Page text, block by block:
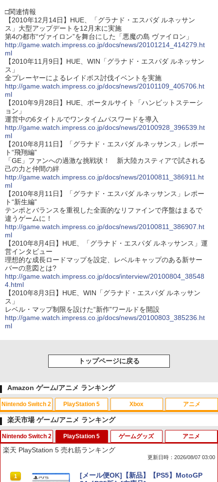
□関連情報
【2010年12月14日】HUE、「グラナド・エスパダ ルネッサン
ス」大型アップデートを12月末に実施
第4の都市“ヴァイロン”を舞台にした「悪魔の島 ヴァイロン」
http://game.watch.impress.co.jp/docs/news/20101214_414279.ht
ml
【2010年11月9日】HUE、WIN「グラナド・エスパダ ルネッサン
ス」
全プレーヤーによるレイドボス討伐イベントを実施
http://game.watch.impress.co.jp/docs/news/20101109_405706.ht
ml
【2010年9月28日】HUE、ポータルサイト「ハンビットステーシ
ョン」
運営中の6タイトルでワンタイムパスワードを導入
http://game.watch.impress.co.jp/docs/news/20100928_396539.ht
ml
【2010年8月11日】「グラナド・エスパダ ルネッサンス」レポー
ト“飛翔編”
「GE」ファンへの過激な挑戦状！ 新大陸カスティアで試される
己の力と仲間の絆
http://game.watch.impress.co.jp/docs/news/20100811_386911.ht
ml
【2010年8月11日】「グラナド・エスパダ ルネッサンス」レポー
ト“新生編”
テンポとバランスを重視した全面的なリファインで序盤はまるで
違うゲームに！
http://game.watch.impress.co.jp/docs/news/20100811_386907.ht
ml
【2010年8月4日】HUE、「グラナド・エスパダ ルネッサンス」運
営インタビュー
理想的な成長ロードマップを設定、レベルキャップのある新サー
バーの意図とは?
http://game.watch.impress.co.jp/docs/interview/20100804_38548
4.html
【2010年8月3日】HUE、WIN「グラナド・エスパダ ルネッサン
ス」
レベル・マップ制限を設けた“新作”ワールドを開設
http://game.watch.impress.co.jp/docs/news/20100803_385236.ht
ml
トップページに戻る
Amazon ゲーム/アニメ ランキング
Nintendo Switch 2
1
スプラトゥーン レイダース|オンライン
コード版
PlayStation 5
1
PlayStation 5 デジタル・エディション
日本語専用 Console Language: Japan
ese only (CFI-2200B01)
￥55,000
Xbox
1
【純正品】Xbox ワイヤレス コントロー
ラー + USB-C® ケーブル
アニメ
1
【Amazon.co.jp限定】劇場版モノノ怪
第三章 蛇神 (Amazon.co.jp限定オリジ
ナル三方背収納ケース付きコレクション)
カー特典:【坤と離】二振りの剣、十翼よ
楽天市場 ゲーム/アニメ ランキング
Nintendo Switch 2
1
[メール便OK]【新品】【NS2H】ゲーム
PlayStation 5
楽天 PlayStation 5 売れ筋ランキング
更新日時：2026/08/07 03:00
1
[メール便OK]【新品】【PS5】MotoGP
ゲームグッズ アニメ